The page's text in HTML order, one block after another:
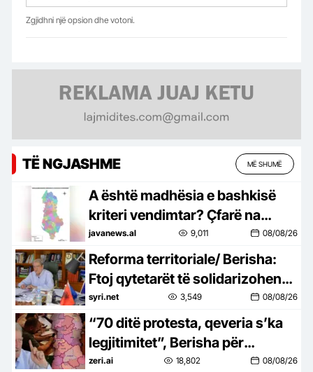
Zgjidhni një opsion dhe votoni.
TË NGJASHME MË SHUMË
A është madhësia e bashkisë
kriteri vendimtar? Çfarë na
mëson përvoja evropiane dhe
çfarë tregojnë të dhënat
shqiptare
javanews.al 9,011 08/08/26
Reforma territoriale/ Berisha:
Ftoj qytetarët të solidarizohen
me qytetarët e bashkive në
zhdukje
syri.net 3,549 08/08/26
“70 ditë protesta, qeveria s’ka
legjitimitet”, Berisha për
“Territorialen”: Projekti i Ramës
zeri.ai 18,802 08/08/26